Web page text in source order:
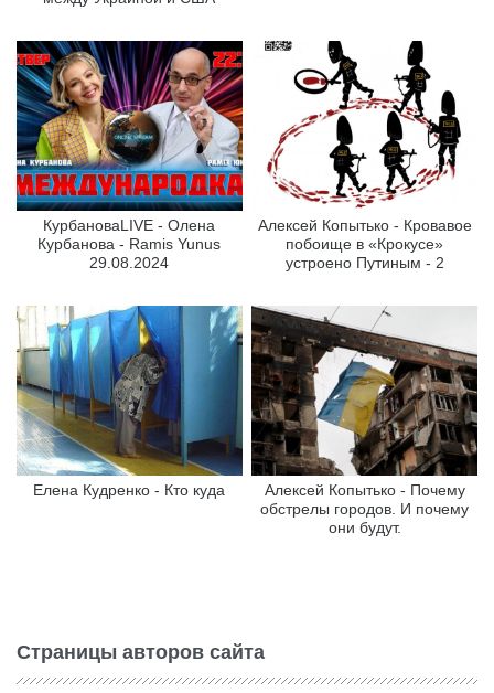
КурбановаLIVE - Олена
Курбанова - Ramis Yunus
29.08.2024
Алексей Копытько - Кровавое
побоище в «Крокусе»
устроено Путиным - 2
Елена Кудренко - Кто куда
Алексей Копытько - Почему
обстрелы городов. И почему
они будут.
Страницы авторов сайта